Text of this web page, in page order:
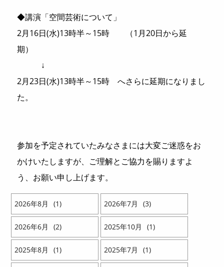
◆講演「空間芸術について」
2月16日(水)13時半～15時 （1月20日から延
期）
↓
2月23日(水)13時半～15時 へさらに延期になりまし
た。
参加を予定されていたみなさまには大変ご迷惑をお
かけいたしますが、ご理解とご協力を賜りますよ
う、お願い申し上げます。
2026 8 1 2026 7 3
2026 6 2 2025 10 1
2025 8 1 2025 7 1